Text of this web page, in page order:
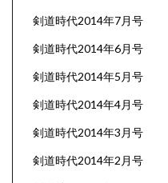
剣道時代2014年7月号
剣道時代2014年6月号
剣道時代2014年5月号
剣道時代2014年4月号
剣道時代2014年3月号
剣道時代2014年2月号